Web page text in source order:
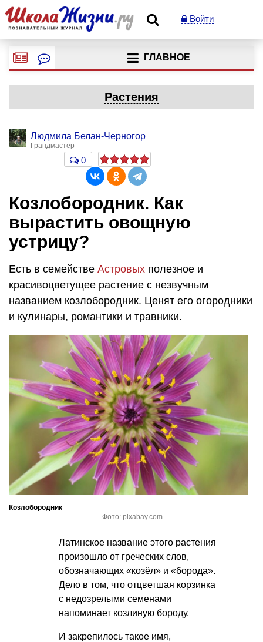
Войти
ГЛАВНОЕ
Растения
Людмила Белан-Черногор
Грандмастер
0
Козлобородник. Как
вырастить овощную
устрицу?
Есть в семействе Астровых полезное и
красивоцветущее растение с незвучным
названием козлобородник. Ценят его огородники
и кулинары, романтики и травники.
Козлобородник
Фото: pixabay.com
Латинское название этого растения
произошло от греческих слов,
обозначающих «козёл» и «борода».
Дело в том, что отцветшая корзинка
с недозрелыми семенами
напоминает козлиную бороду.
И закрепилось такое имя,